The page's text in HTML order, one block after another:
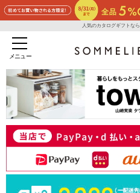
人気のカタログギフトな
メニュー